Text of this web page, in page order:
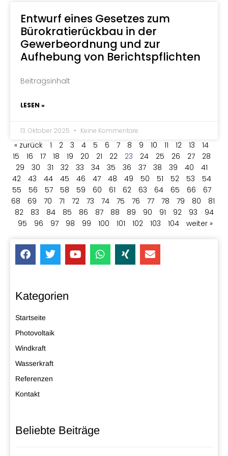
Entwurf eines Gesetzes zum
Bürokratierückbau in der
Gewerbeordnung und zur
Aufhebung von Berichtspflichten
Beitragsinhalt
LESEN »
13. Oktober 2025 Keine Kommentare
« zurück 1 2 3 4 5 6 7 8 9 10 11 12 13
14
15
16 17 18 19 20 21 22 23 24 25 26 27
28
29
30 31 32 33 34 35 36 37 38 39 40
41
42
43 44 45 46 47 48 49 50 51 52 53
54
55
56 57 58 59 60 61 62 63 64 65 66
67
68
69 70 71 72 73 74 75 76 77 78 79 80
81
82
83 84 85 86 87 88 89 90 91 92 93
94
95
96 97 98 99 100 101 102 103 104 weiter »
Kategorien
Startseite
Photovoltaik
Windkraft
Wasserkraft
Referenzen
Kontakt
Beliebte Beiträge